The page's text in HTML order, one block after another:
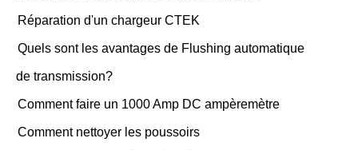
Réparation d'un chargeur CTEK
Quels sont les avantages de Flushing automatique
de transmission?
Comment faire un 1000 Amp DC ampèremètre
Comment nettoyer les poussoirs